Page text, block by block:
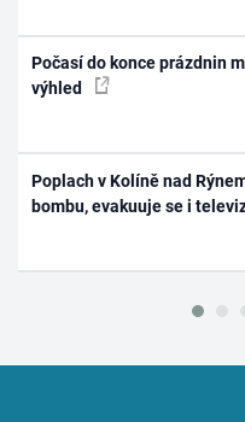
Počasí do konce prázdnin
výhled
Poplach v Kolíně nad
bombu, evakuuje se i